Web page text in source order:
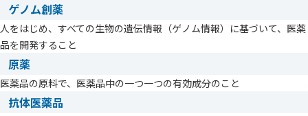
ゲノム創薬
人をはじめ、すべての生物の遺伝情報（ゲノム情報）に基づいて、医薬
品を開発すること
原薬
医薬品の原料で、医薬品中の一つ一つの有効成分のこと
抗体医薬品